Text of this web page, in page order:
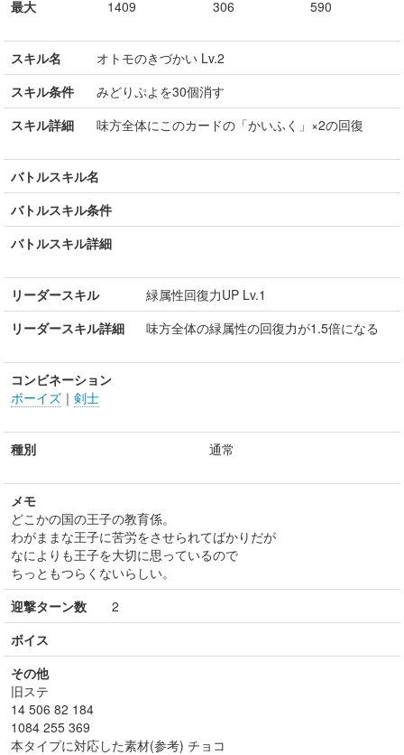
最大
1409 306 590
スキル名
オトモのきづかい Lv.2
スキル条件
みどりぷよを30個消す
スキル詳細
味方全体にこのカードの「かいふく」×2の回復
バトルスキル名
バトルスキル条件
バトルスキル詳細
リーダースキル
緑属性回復力UP Lv.1
リーダースキル詳細
味方全体の緑属性の回復力が1.5倍になる
コンビネーション
ボーイズ ｜ 剣士
種別 通常
メモ
どこかの国の王子の教育係。
わがままな王子に苦労をさせられてばかりだが
なによりも王子を大切に思っているので
ちっともつらくないらしい。
迎撃ターン数 2
ボイス
その他
旧ステ
14 506 82 184
1084 255 369
本タイプに対応した素材(参考) チョコ